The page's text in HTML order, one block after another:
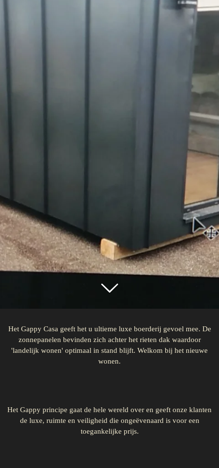
Het Gappy Casa geeft het u ultieme luxe boerderij gevoel mee. De
zonnepanelen bevinden zich achter het rieten dak waardoor
'landelijk wonen' optimaal in stand blijft. Welkom bij het nieuwe
wonen.
Het Gappy principe gaat de hele wereld over en geeft onze klanten
de luxe, ruimte en veiligheid die ongeëvenaard is voor een
toegankelijke prijs.